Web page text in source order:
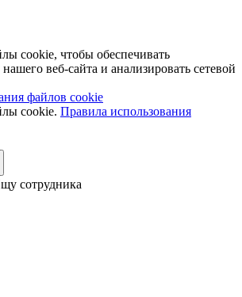
cookie, чтобы обеспечивать
веб-сайта и анализировать сетевой
файлов cookie
cookie. Правила использования
сотрудника